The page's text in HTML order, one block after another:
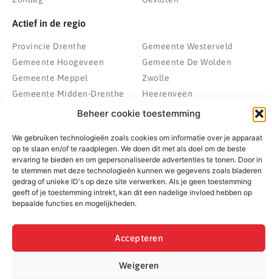
Beheer cookie toestemming
We gebruiken technologieën zoals cookies om informatie over je apparaat
op te slaan en/of te raadplegen. We doen dit met als doel om de beste
ervaring te bieden en om gepersonaliseerde advertenties te tonen. Door in
te stemmen met deze technologieën kunnen we gegevens zoals bladeren
gedrag of unieke ID's op deze site verwerken. Als je geen toestemming
geeft of je toestemming intrekt, kan dit een nadelige invloed hebben op
bepaalde functies en mogelijkheden.
Accepteren
Weigeren
Actief in de regio
Provincie Drenthe
Gemeente Hoogeveen
Gemeente Meppel
Gemeente Midden-Drenthe
Gemeente Noordenveld
Gemeente Steenwijkerland
Gemeente Weststellingwerf
Gemeente Westerveld
Gemeente De Wolden
Zwolle
Heerenveen
Kampen
Wolvega
© 2022 - 2026 BespaarPartner | Alle rechten voorbehouden